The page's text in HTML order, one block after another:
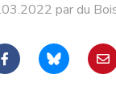
par du